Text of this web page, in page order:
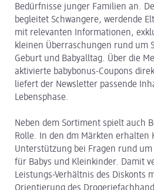
Bedürfnisse junger Familien an.
begleitet Schwangere, werdende
mit relevanten Informationen,
kleinen Überraschungen rund um
Geburt und Babyalltag. Über die
aktivierte babybonus-Coupons
liefert der Newsletter passende
Lebensphase.
Neben dem Sortiment spielt auch
Rolle. In den dm Märkten erhalten
Unterstützung bei Fragen rund um
für Babys und Kleinkinder. Damit
Leistungs-Verhältnis des Diskonts